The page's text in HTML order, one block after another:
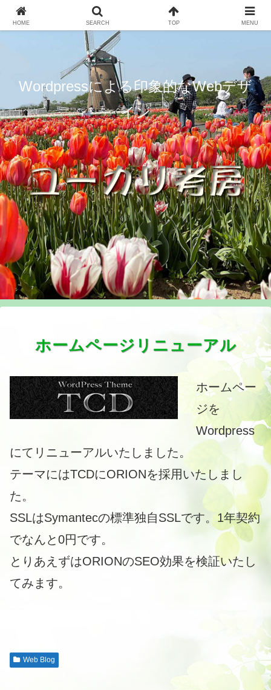
Wordpressによる印象的なWebデザ
イン
ホームページリニューアル
ホームペー
ジを
Wordpress
にてリニューアルいたしました。
テーマにはTCDにORIONを採用いたしまし
た。
SSLはSymantecの標準独自SSLです。1年契約
でなんと0円です。
とりあえずはORIONのSEO効果を検証いたし
てみます。
Web Blog
HOME SEARCH TOP MENU